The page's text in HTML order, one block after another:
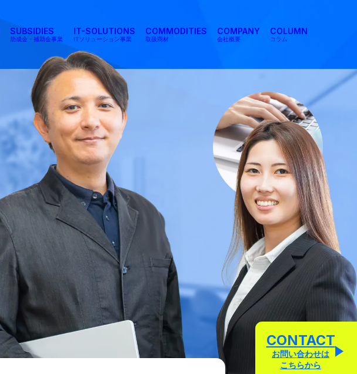
SUBSIDIES
助成金・補助金事業
IT-SOLUTIONS
ITソリューション事業
COMMODITIES
取扱商材
COMPANY
会社概要
COLUMN
コラム
CONTACT
お問い合わせは
こちらから